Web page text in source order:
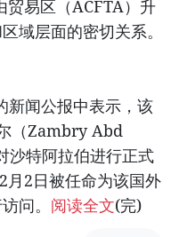
贸易区（ACFTA）升
域层面的密切关系。
新闻公报中表示，该
（Zambry Abd
沙特阿拉伯进行正式
月2日被任命为该国外
问。 阅读全文(完)